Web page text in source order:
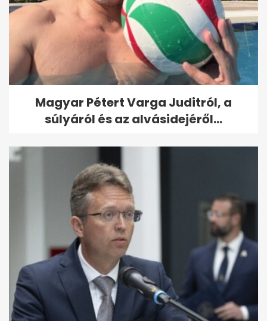
Magyar Pétert Varga Juditról, a
súlyáról és az alvásidejéről...